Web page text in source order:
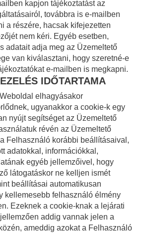
kapjon tájékoztatást az
továbbra is e-mailben
a részére, hacsak kifejezetten
nem kéri. Egyéb esetben,
adatait adja meg az Üzemeltető
van kiválasztani, hogy szeretné-e
e-mailben is megkapni.
IDŐTARTAMA
elhagyásakor
ugyanakkor a cookie-k egy
nyújt segítséget az Üzemeltető
révén az Üzemeltető
Felhasználó korábbi beállításaival,
adatokkal, információkkal,
egyéb jellemzőivel, hogy
látogatáskor ne kelljen ismét
beállításai automatikusan
kellemesebb felhasználó élmény
Ezeknek a cookie-knak a lejárati
addig vannak jelen a
ameddig azokat a Felhasználó